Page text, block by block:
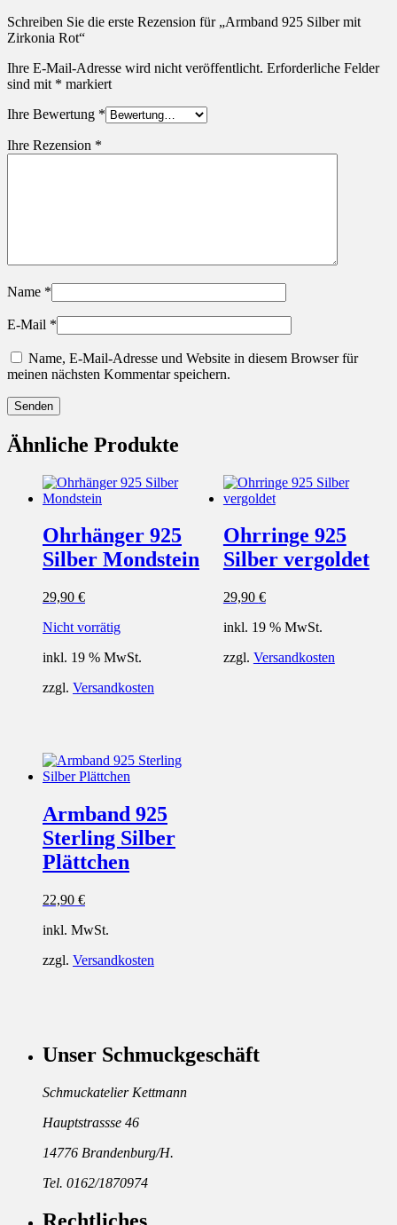
Schreiben Sie die erste Rezension für „Armband 925 Silber mit
Zirkonia Rot“
Ihre E-Mail-Adresse wird nicht veröffentlicht. Erforderliche Felder
sind mit * markiert
Ihre Bewertung *
Ihre Rezension *
Name *
E-Mail *
Name, E-Mail-Adresse und Website in diesem Browser für
meinen nächsten Kommentar speichern.
Ähnliche Produkte
Ohrhänger 925
Silber Mondstein
29,90 €
Nicht vorrätig
inkl. 19 % MwSt.
zzgl. Versandkosten
Ohrringe 925
Silber vergoldet
29,90 €
inkl. 19 % MwSt.
zzgl. Versandkosten
Armband 925
Sterling Silber
Plättchen
22,90 €
inkl. MwSt.
zzgl. Versandkosten
Unser Schmuckgeschäft
Schmuckatelier Kettmann
Hauptstrassse 46
14776 Brandenburg/H.
Tel. 0162/1870974
Rechtliches